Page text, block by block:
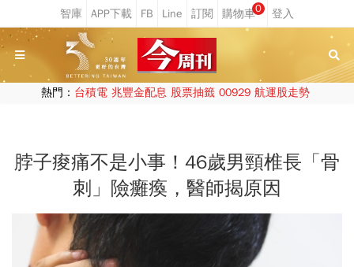
0
熱門： 台積電 兆豐金配息 股票抽籤 00929 航運股走勢
脖子痠痛不是小事！46歲男頸椎長「骨
刺」險癱瘓，醫師揭原因